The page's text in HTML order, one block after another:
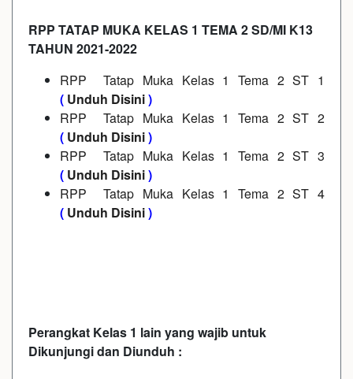
RPP TATAP MUKA KELAS 1 TEMA 2 SD/MI K13
TAHUN 2021-2022
RPP Tatap Muka Kelas 1 Tema 2 ST 1
( Unduh Disini)
RPP Tatap Muka Kelas 1 Tema 2 ST 2
( Unduh Disini)
RPP Tatap Muka Kelas 1 Tema 2 ST 3
( Unduh Disini)
RPP Tatap Muka Kelas 1 Tema 2 ST 4
( Unduh Disini)
Perangkat Kelas 1 lain yang wajib untuk
Dikunjungi dan Diunduh :